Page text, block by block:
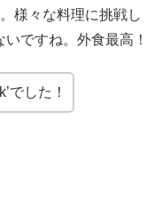
様々な料理に挑戦し
ですね。外食最高！
でした！